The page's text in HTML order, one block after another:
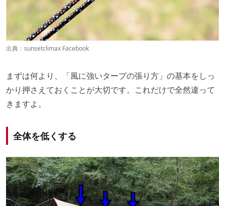
出典： sunsetclimax Facebook
まずは何より、「風に強いタープの張り方」の基本をしっ
かり押さえておくことが大切です。これだけで全然違って
きますよ。
全体を低くする